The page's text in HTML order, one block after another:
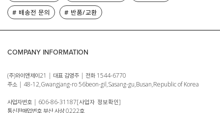
# 배송전 문의
# 반품/교환
COMPANY INFORMATION
(주)와이앤제이21 | 대표 김영주 | 전화 1544-6770
주소 | 48-12,Gwangjang-ro 56beon-gil,Sasang-gu,Busan,Republic of Korea
사업자번호 | 606-86-31187[사업자 정보확인]
통신판매업번호 부산 사상 0222호